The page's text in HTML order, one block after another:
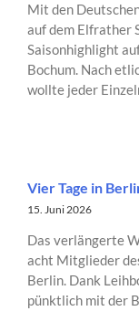
Mit den
auf dem Elfrather
Saisonhighlight
Bochum. Nach
wollte jeder
Vier Tage in
15. Juni 2026
Das verlängerte
acht Mitglieder
Berlin. Dank
pünktlich mit der